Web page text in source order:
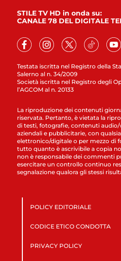
Testata iscritta nel Registro della
Salerno al n. 34/2009
Società iscritta nel Registro degli
l’AGCOM al n. 20133
STILE TV HD in onda su:
CANALE 78 DEL DIGITALE
La riproduzione dei contenuti
riservata. Pertanto, è vietata la
di testi, fotografie, contenuti
aziendali e pubblicitarie, con
elettronico/digitale o per mezzo di
tutto quanto è ascrivibile a copia
non è responsabile dei commenti
esercitare un controllo continuo
segnalazione qualora gli stessi
POLICY EDITORIALE
CODICE ETICO CONDOTTA
PRIVACY POLICY